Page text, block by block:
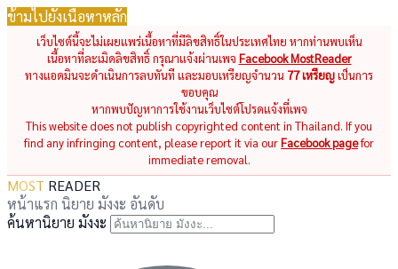
ข้ามไปยังเนื้อหาหลัก
เว็บไซต์นี้จะไม่เผยแพร่เนื้อหาที่มีลิขสิทธิ์ในประเทศไทย หากท่านพบเห็น
เนื้อหาที่ละเมิดลิขสิทธิ์ กรุณาแจ้งผ่านเพจ Facebook MostReader
ทางแอดมินจะดำเนินการลบทันที และมอบเหรียญจำนวน 77 เหรียญเป็นการ
ขอบคุณ
หากพบปัญหาการใช้งานเว็บไซต์โปรดแจ้งที่เพจ
This website does not publish copyrighted content in Thailand. If you
find any infringing content, please report it via ourFacebook pagefor
immediate removal.
MOST READER
หน้าแรก นิยาย มังงะ อันดับ
ค้นหานิยาย มังงะ